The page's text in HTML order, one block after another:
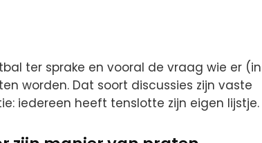
ter sprake en vooral de vraag wie er (in
worden. Dat soort discussies zijn vaste
iedereen heeft tenslotte zijn eigen lijstje.